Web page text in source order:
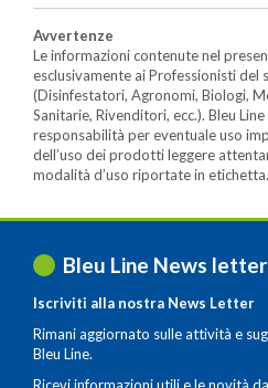
Avvertenze
Le informazioni contenute nel
esclusivamente ai Professionisti del
(Disinfestatori, Agronomi, Biologi,
Sanitarie, Rivenditori, ecc.). Bleu
responsabilità per eventuale uso
dell’uso dei prodotti leggere
modalità d’uso riportate in etichetta.
Bleu Line News letter
Iscriviti alla nostra News Letter
Rimani aggiornato sulle attività e
Bleu Line.
Ricevi informazioni utili e le novità